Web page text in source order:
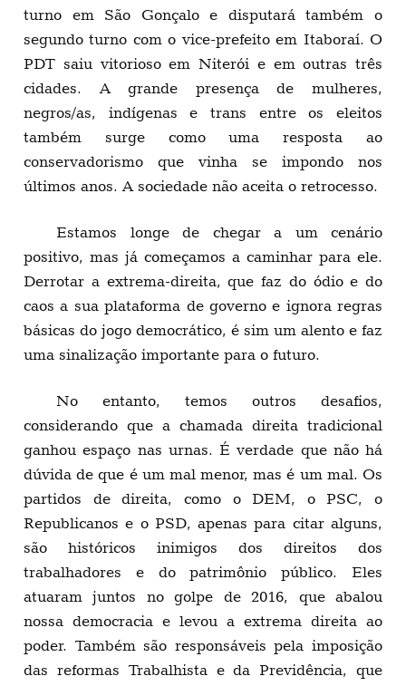
turno em São Gonçalo e disputará também o
segundo turno com o vice-prefeito em Itaboraí. O
PDT saiu vitorioso em Niterói e em outras três
cidades. A grande presença de mulheres,
negros/as, indígenas e trans entre os eleitos
também surge como uma resposta ao
conservadorismo que vinha se impondo nos
últimos anos. A sociedade não aceita o retrocesso.
Estamos longe de chegar a um cenário
positivo, mas já começamos a caminhar para ele.
Derrotar a extrema-direita, que faz do ódio e do
caos a sua plataforma de governo e ignora regras
básicas do jogo democrático, é sim um alento e faz
uma sinalização importante para o futuro.
No entanto, temos outros desafios,
considerando que a chamada direita tradicional
ganhou espaço nas urnas. É verdade que não há
dúvida de que é um mal menor, mas é um mal. Os
partidos de direita, como o DEM, o PSC, o
Republicanos e o PSD, apenas para citar alguns,
são históricos inimigos dos direitos dos
trabalhadores e do patrimônio público. Eles
atuaram juntos no golpe de 2016, que abalou
nossa democracia e levou a extrema direita ao
poder. Também são responsáveis pela imposição
das reformas Trabalhista e da Previdência, que